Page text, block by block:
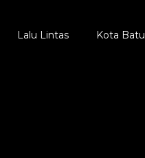
Lalu Lintas Kota Batu